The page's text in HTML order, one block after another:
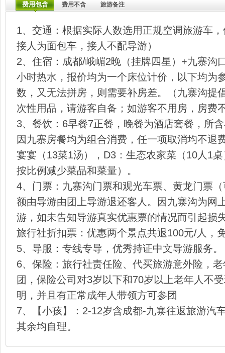
费用包含 费用不含 旅游备注
1、交通：根据实际人数选用正规空调旅游车
接人为面包车，接人不配导游）
2、住宿：成都/峨嵋2晚（挂牌四星）+九寨沟
小时热水，报价均为一个床位计价，以下均为
数，又无法拼房，则需要补房差。（九寨沟提
次性用品，请游客自备；如游客不用房，房费
3、餐饮：6早餐7正餐，晚餐为酒店套餐，所
因九寨房餐均为组合消费，任一项取消均不退
宴宴（13菜1汤），D3：生态农家菜（10人1
按比例减少菜品和菜量）。
4、门票：九寨沟门票和观光车票、黄龙门票
额由导游由团上导游退还客人。因九寨沟为网
游，如未告知导游真实优惠票的情况而引起损
旅行社折扣票：优惠两个景点共退100元/人，
5、导服：专线专导，优秀持证中文导游服务。
6、保险：旅行社责任险、代买旅游意外险，
团，保险公司对3岁以下和70岁以上老年人不
明，并且有正常成年人带领方可参团
7、【小孩】：2-12岁含成都-九寨往返旅游汽
其余均自理。